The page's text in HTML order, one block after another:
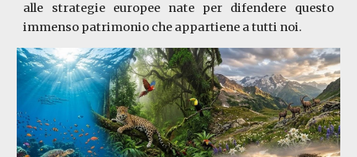
alle strategie europee nate per difendere questo
immenso patrimonio che appartiene a tutti noi.